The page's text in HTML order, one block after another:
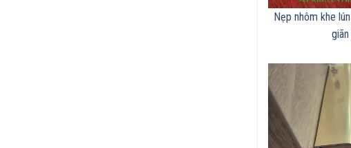
Nẹp nhôm khe